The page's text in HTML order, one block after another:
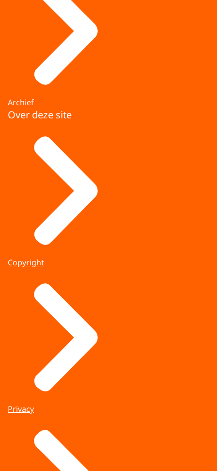
Archief
Over deze site
Copyright
Privacy